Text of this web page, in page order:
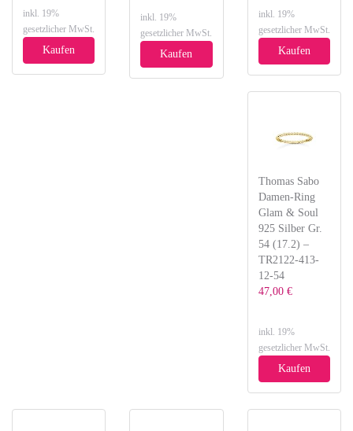
inkl. 19%
gesetzlicher MwSt.
Kaufen
inkl. 19%
gesetzlicher MwSt.
Kaufen
inkl. 19%
gesetzlicher MwSt.
Kaufen
Thomas Sabo
Damen-Ring
Glam & Soul
925 Silber Gr.
54 (17.2) –
TR2122-413-
12-54
47,00 €
inkl. 19%
gesetzlicher MwSt.
Kaufen